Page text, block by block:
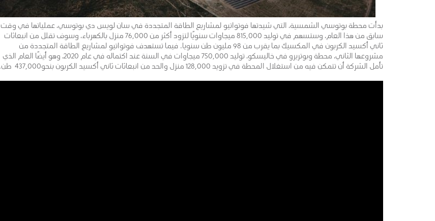
بدأت محطة بوتوسي الشمسية، التي شيدتها فوتواتيو لمشاريع الطاقة المتجددة في سان لويس دي بوتوسي، عملياتها في وقت
سابق من هذا العام، وستسهم في توليد 815,000 ميجاوات سنويًا لتزود أكثر من 76,000 منزل بالكهرباء، وسوف تقلل من انبعاثات
ثاني أكسيد الكربون في المكسيك بما يقرب من 98 مليون طن سنويا. فيما تستهدف فوتواتيو لمشاريع الطاقة المتجددة من
مشروعها الثاني، محطة وبوتريرو في خاليسكو، توليد 750,000 ميجاوات في السنة عند اكتماله في عام 2020، وهو أيضًا العام الذي
تأمل الشركة أن تتمكن فيه من استغلال المحطة في تزويد 128,000 منزل والحد من انبعاثات ثاني أكسيد الكربون بنحو437,000 طن.